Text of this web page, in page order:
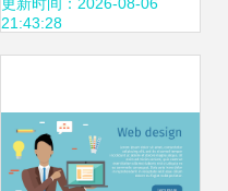
实用策略
21:43:28